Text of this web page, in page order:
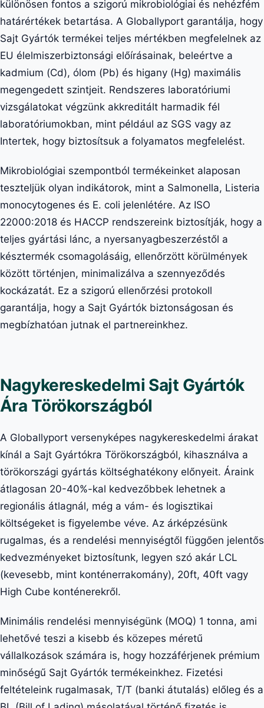
különösen fontos a szigorú mikrobiológiai és nehézfém
határértékek betartása. A Globallyport garantálja, hogy
Sajt Gyártók termékei teljes mértékben megfelelnek az
EU élelmiszerbiztonsági előírásainak, beleértve a
kadmium (Cd), ólom (Pb) és higany (Hg) maximális
megengedett szintjeit. Rendszeres laboratóriumi
vizsgálatokat végzünk akkreditált harmadik fél
laboratóriumokban, mint például az SGS vagy az
Intertek, hogy biztosítsuk a folyamatos megfelelést.
Mikrobiológiai szempontból termékeinket alaposan
teszteljük olyan indikátorok, mint a Salmonella, Listeria
monocytogenes és E. coli jelenlétére. Az ISO
22000:2018 és HACCP rendszereink biztosítják, hogy a
teljes gyártási lánc, a nyersanyagbeszerzéstől a
késztermék csomagolásáig, ellenőrzött körülmények
között történjen, minimalizálva a szennyeződés
kockázatát. Ez a szigorú ellenőrzési protokoll
garantálja, hogy a Sajt Gyártók biztonságosan és
megbízhatóan jutnak el partnereinkhez.
Nagykereskedelmi Sajt Gyártók
Ára Törökországból
A Globallyport versenyképes nagykereskedelmi árakat
kínál a Sajt Gyártókra Törökországból, kihasználva a
törökországi gyártás költséghatékony előnyeit. Áraink
átlagosan 20-40%-kal kedvezőbbek lehetnek a
regionális átlagnál, még a vám- és logisztikai
költségeket is figyelembe véve. Az árképzésünk
rugalmas, és a rendelési mennyiségtől függően jelentős
kedvezményeket biztosítunk, legyen szó akár LCL
(kevesebb, mint konténerrakomány), 20ft, 40ft vagy
High Cube konténerekről.
Minimális rendelési mennyiségünk (MOQ) 1 tonna, ami
lehetővé teszi a kisebb és közepes méretű
vállalkozások számára is, hogy hozzáférjenek prémium
minőségű Sajt Gyártók termékeinkhez. Fizetési
feltételeink rugalmasak, T/T (banki átutalás) előleg és a